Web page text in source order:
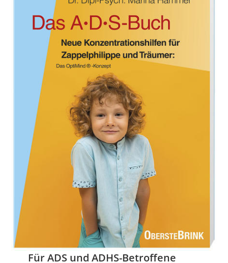
Für ADS und ADHS-Betroffene